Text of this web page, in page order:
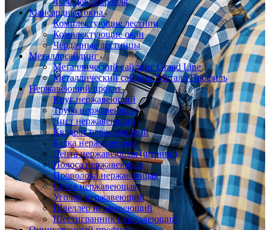
Мансардные окна
Комплектующие лестниц
Комплектующие окон
Чердачные лестницы
Металлосайдинг
Металлический сайдинг Grand Line
Металлический сайдинг Металл Профиль
Нержавеющий прокат
Круг нержавеющий
Труба нержавеющая
Лист нержавеющий
Квадрат нержавеющий
Балка нержавеющая
Лента нержавеющая (штрипс)
Полоса нержавеющая
Проволока нержавеющая
Сетка нержавеющая
Уголок нержавеющий
Швеллер нержавеющий
Шестигранник нержавеющий